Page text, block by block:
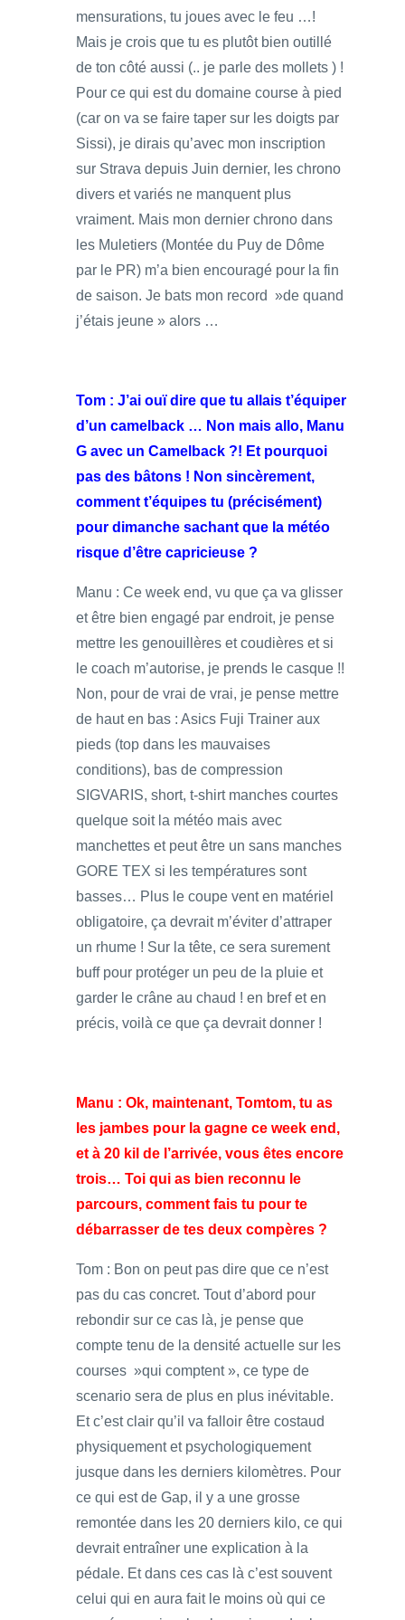
mensurations, tu joues avec le feu …!
Mais je crois que tu es plutôt bien outillé
de ton côté aussi (.. je parle des mollets ) !
Pour ce qui est du domaine course à pied
(car on va se faire taper sur les doigts par
Sissi), je dirais qu’avec mon inscription
sur Strava depuis Juin dernier, les chrono
divers et variés ne manquent plus
vraiment. Mais mon dernier chrono dans
les Muletiers (Montée du Puy de Dôme
par le PR) m’a bien encouragé pour la fin
de saison. Je bats mon record »de quand
j’étais jeune » alors …
Tom : J’ai ouï dire que tu allais t’équiper
d’un camelback … Non mais allo, Manu
G avec un Camelback ?! Et pourquoi
pas des bâtons ! Non sincèrement,
comment t’équipes tu (précisément)
pour dimanche sachant que la météo
risque d’être capricieuse ?
Manu : Ce week end, vu que ça va glisser
et être bien engagé par endroit, je pense
mettre les genouillères et coudières et si
le coach m’autorise, je prends le casque !!
Non, pour de vrai de vrai, je pense mettre
de haut en bas : Asics Fuji Trainer aux
pieds (top dans les mauvaises
conditions), bas de compression
SIGVARIS, short, t-shirt manches courtes
quelque soit la météo mais avec
manchettes et peut être un sans manches
GORE TEX si les températures sont
basses… Plus le coupe vent en matériel
obligatoire, ça devrait m’éviter d’attraper
un rhume ! Sur la tête, ce sera surement
buff pour protéger un peu de la pluie et
garder le crâne au chaud ! en bref et en
précis, voilà ce que ça devrait donner !
Manu : Ok, maintenant, Tomtom, tu as
les jambes pour la gagne ce week end,
et à 20 kil de l’arrivée, vous êtes encore
trois… Toi qui as bien reconnu le
parcours, comment fais tu pour te
débarrasser de tes deux compères ?
Tom : Bon on peut pas dire que ce n’est
pas du cas concret. Tout d’abord pour
rebondir sur ce cas là, je pense que
compte tenu de la densité actuelle sur les
courses »qui comptent », ce type de
scenario sera de plus en plus inévitable.
Et c’est clair qu’il va falloir être costaud
physiquement et psychologiquement
jusque dans les derniers kilomètres. Pour
ce qui est de Gap, il y a une grosse
remontée dans les 20 derniers kilo, ce qui
devrait entraîner une explication à la
pédale. Et dans ces cas là c’est souvent
celui qui en aura fait le moins où qui ce